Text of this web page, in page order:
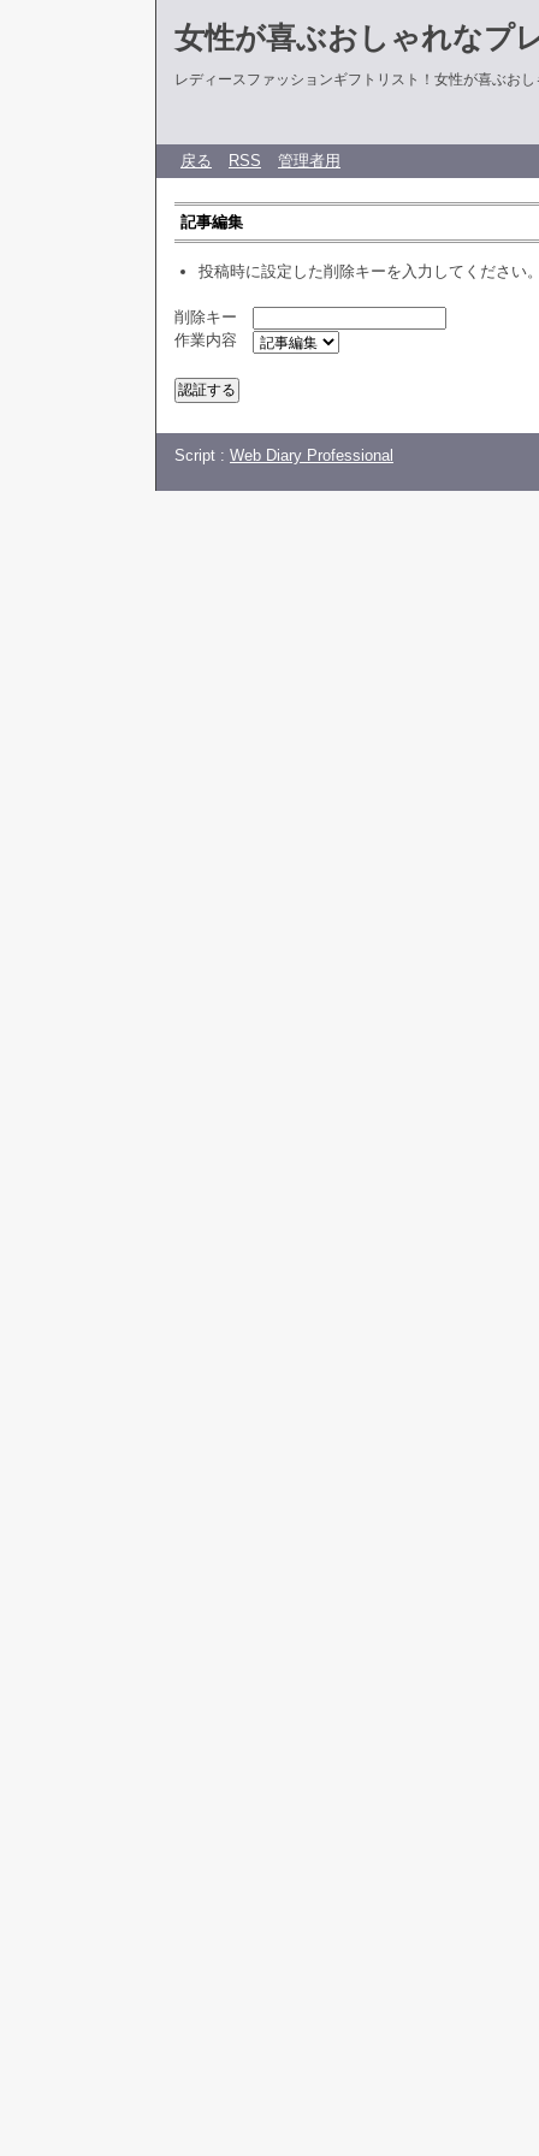
女性が喜ぶおしゃれなプ
レディースファッションギフトリスト！女性が喜ぶお
戻る RSS 管理者用
記事編集
投稿時に設定した削除キーを入力してください
削除キー
作業内容
Script : Web Diary Professional